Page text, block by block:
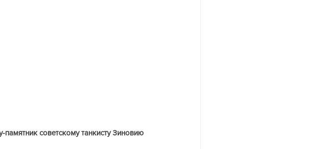
памятник советскому танкисту Зиновию